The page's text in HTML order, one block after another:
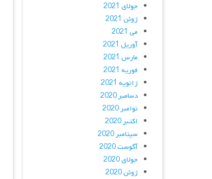
جولای 2021
ژوئن 2021
می 2021
آوریل 2021
مارس 2021
فوریه 2021
ژانویه 2021
دسامبر 2020
نوامبر 2020
اکتبر 2020
سپتامبر 2020
آگوست 2020
جولای 2020
ژوئن 2020